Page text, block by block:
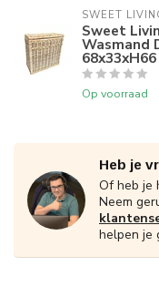
SWEET
Sweet
Wasmand
Op voorraad
Heb je
Of heb je
Neem
helpen je